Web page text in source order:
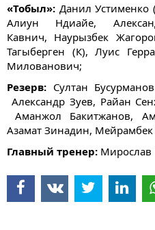
«Тобыл»: Данил
Алиун Ндиайе,
Кавнич, Наурызбек
Тагыберген (К), Луис
Милованович;
Резерв: Султан
Александр Зуев, ​Райан
Аманжол Бакитжанов,
Азамат Зинадин,
Главный тренер: